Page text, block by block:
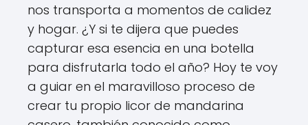
nos transporta a momentos de calidez
y hogar. ¿Y si te dijera que puedes
capturar esa esencia en una botella
para disfrutarla todo el año? Hoy te voy
a guiar en el maravilloso proceso de
crear tu propio licor de mandarina